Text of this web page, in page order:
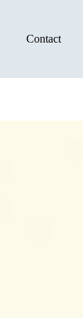
Contact